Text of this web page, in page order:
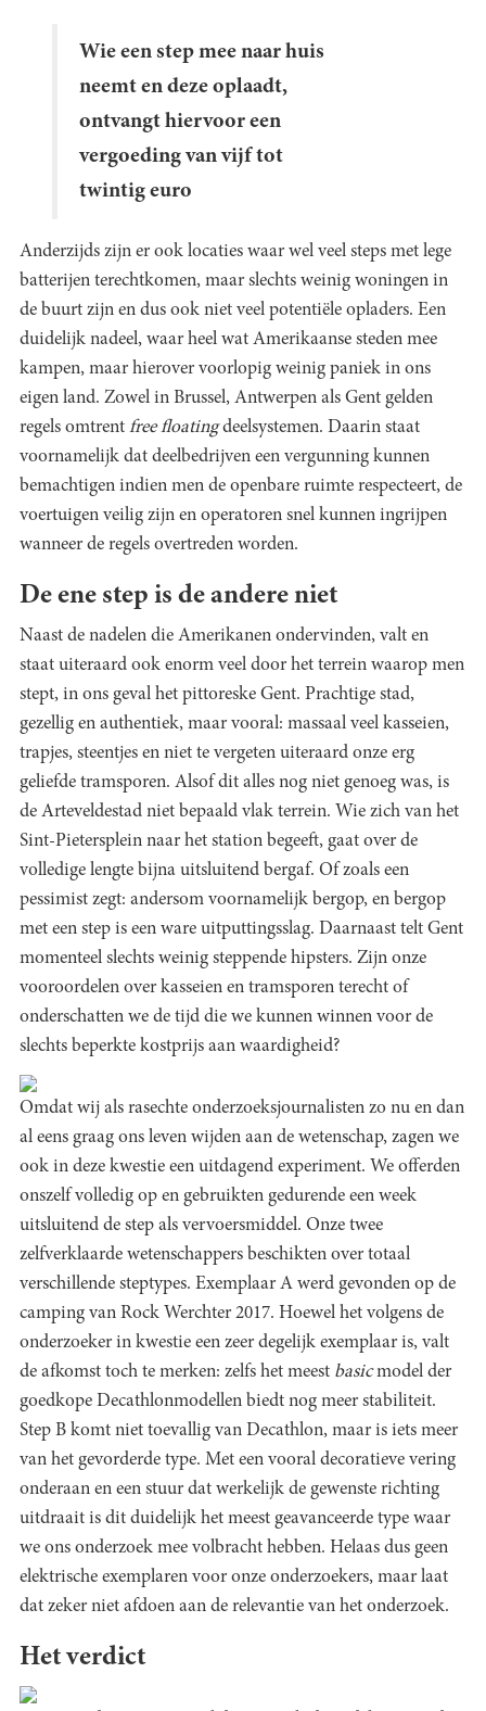
Wie een step mee naar huis
neemt en deze oplaadt,
ontvangt hiervoor een
vergoeding van vijf tot
twintig euro
Anderzijds zijn er ook locaties waar wel veel steps met lege
batterijen terechtkomen, maar slechts weinig woningen in
de buurt zijn en dus ook niet veel potentiële opladers. Een
duidelijk nadeel, waar heel wat Amerikaanse steden mee
kampen, maar hierover voorlopig weinig paniek in ons
eigen land. Zowel in Brussel, Antwerpen als Gent gelden
regels omtrent free floatingdeelsystemen. Daarin staat
voornamelijk dat deelbedrijven een vergunning kunnen
bemachtigen indien men de openbare ruimte respecteert, de
voertuigen veilig zijn en operatoren snel kunnen ingrijpen
wanneer de regels overtreden worden.
De ene step is de andere niet
Naast de nadelen die Amerikanen ondervinden, valt en
staat uiteraard ook enorm veel door het terrein waarop men
stept, in ons geval het pittoreske Gent. Prachtige stad,
gezellig en authentiek, maar vooral: massaal veel kasseien,
trapjes, steentjes en niet te vergeten uiteraard onze erg
geliefde tramsporen. Alsof dit alles nog niet genoeg was, is
de Arteveldestad niet bepaald vlak terrein. Wie zich van het
Sint-Pietersplein naar het station begeeft, gaat over de
volledige lengte bijna uitsluitend bergaf. Of zoals een
pessimist zegt: andersom voornamelijk bergop, en bergop
met een step is een ware uitputtingsslag. Daarnaast telt Gent
momenteel slechts weinig steppende hipsters. Zijn onze
vooroordelen over kasseien en tramsporen terecht of
onderschatten we de tijd die we kunnen winnen voor de
slechts beperkte kostprijs aan waardigheid?
Omdat wij als rasechte onderzoeksjournalisten zo nu en dan
al eens graag ons leven wijden aan de wetenschap, zagen we
ook in deze kwestie een uitdagend experiment. We offerden
onszelf volledig op en gebruikten gedurende een week
uitsluitend de step als vervoersmiddel. Onze twee
zelfverklaarde wetenschappers beschikten over totaal
verschillende steptypes. Exemplaar A werd gevonden op de
camping van Rock Werchter 2017. Hoewel het volgens de
onderzoeker in kwestie een zeer degelijk exemplaar is, valt
de afkomst toch te merken: zelfs het meest basicmodel der
goedkope Decathlonmodellen biedt nog meer stabiliteit.
Step B komt niet toevallig van Decathlon, maar is iets meer
van het gevorderde type. Met een vooral decoratieve vering
onderaan en een stuur dat werkelijk de gewenste richting
uitdraait is dit duidelijk het meest geavanceerde type waar
we ons onderzoek mee volbracht hebben. Helaas dus geen
elektrische exemplaren voor onze onderzoekers, maar laat
dat zeker niet afdoen aan de relevantie van het onderzoek.
Het verdict